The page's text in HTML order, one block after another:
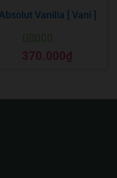
Vanilia [ Vani ]
Được xếp
hạng55 sao
370.000₫